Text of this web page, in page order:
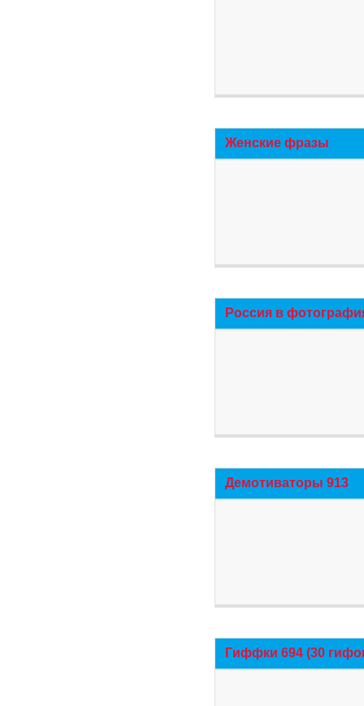
Женские фразы
Россия в
Демотиваторы 913
Гиффки 694 (30